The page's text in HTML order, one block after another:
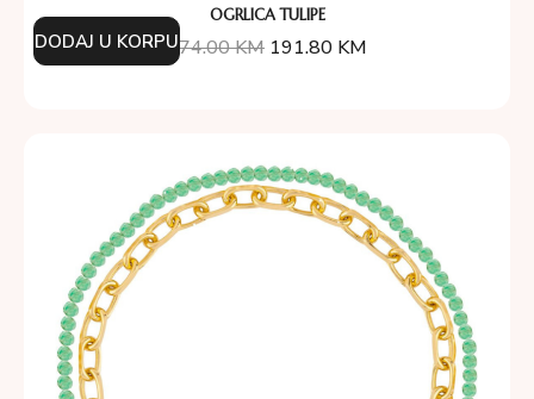
OGRLICA TULIPE
274.00KM 191.80 KM
DODAJ U KORPU